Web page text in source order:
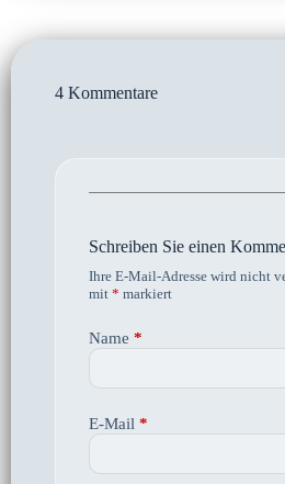
4 Kommentare
Schreiben Sie einen
Ihre E-Mail-Adresse wird nicht
mit * markiert
Name *
E-Mail *